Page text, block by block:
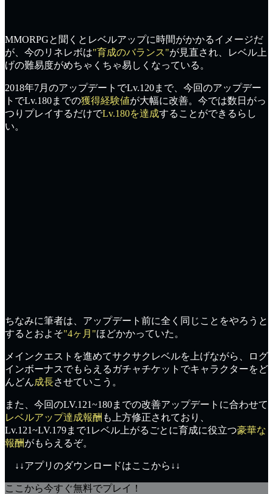
MMORPGと聞くと レベルアップに時間がかかるイメージだ
が、今のリネレボは"育成のバランス"が見直され、レベル上
げの難易度がめちゃくちゃ易しくなっている 。
2018年7月のアップデートでLv.120まで、今回のアップデー
トでLv.180までの獲得経験値が大幅に改善。今では数日がっ
つりプレイするだけでLv.180を達成することができるらし
い。
ちなみに筆者は、 アップデート前に全く同じことをやろうと
するとおよそ"4ヶ月"ほどかかっていた。
メインクエストを進めてサクサクレベルを上げながら、ログ
インボーナスでもらえるガチャチケットでキャラクターをど
んどん成長させていこう。
また、今回のLV.121~180までの改善アップデート に合わせて
レベルアップ達成報酬 も上方修正されており、
Lv.121~LV.179まで1レベル上がるごと に育成に役立つ豪華な
報酬がもらえるぞ。
↓↓アプリのダウンロードはここから↓↓
ここから今すぐ無料でプレイ！